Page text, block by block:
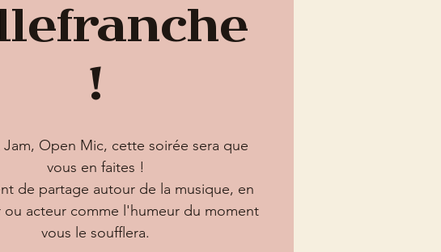
!
Open Mic, cette soirée sera que
vous en faites !
de partage autour de la musique, en
ou acteur comme l'humeur du moment
vous le soufflera.